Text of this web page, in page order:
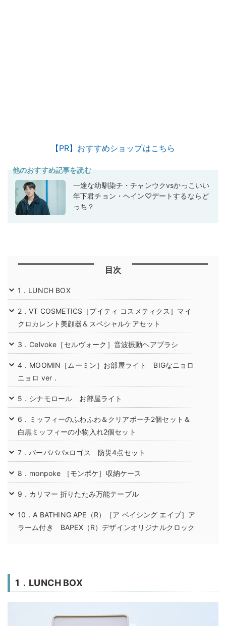
【PR】おすすめショップはこちら
他のおすすめ記事を読む
一途な幼馴染チ・チャンウクvsかっこいい
年下君チョン・ヘイン♡デートするならど
っち？
目次
1．LUNCH BOX
2．VT COSMETICS［ブイティ コスメティクス］マイ
クロカレント美顔器＆スペシャルケアセット
3．Celvoke［セルヴォーク］音波振動ヘアブラシ
4．MOOMIN［ムーミン］お部屋ライト BIGなニョロ
ニョロ ver．
5．シナモロール お部屋ライト
6．ミッフィーのふわふわ＆クリアポーチ2個セット＆
白黒ミッフィーの小物入れ2個セット
7．バーバパパ×ロゴス 防災4点セット
8．monpoke ［モンポケ］収納ケース
9．カリマー 折りたたみ万能テーブル
10．A BATHING APE（R）［ア ベイシング エイプ］ア
ラーム付き BAPEX（R）デザインオリジナルクロック
1．LUNCH BOX